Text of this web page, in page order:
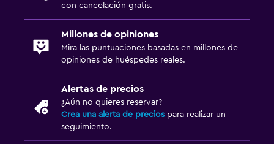
con cancelación gratis.
Millones de opiniones
Mira las puntuaciones basadas en millones de
opiniones de huéspedes reales.
Alertas de precios
¿Aún no quieres reservar?
Crea una alerta de precios para realizar un
seguimiento.